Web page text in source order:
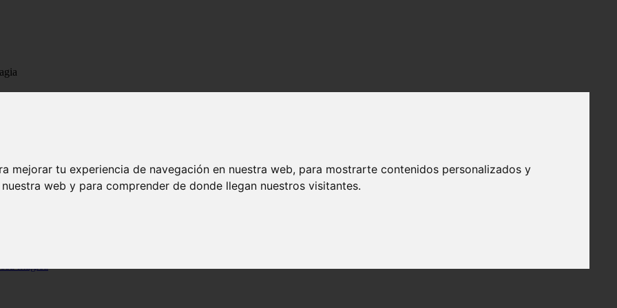
mejorar tu experiencia de navegación en nuestra web, para mostrarte contenidos personalizados y
web y para comprender de donde llegan nuestros visitantes.
y la Magia